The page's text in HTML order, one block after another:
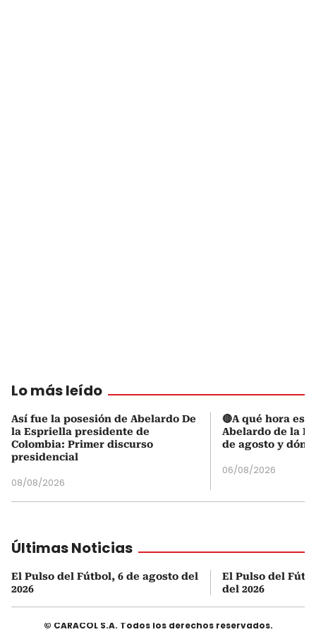
Lo más leído
Así fue la posesión de Abelardo De
la Espriella presidente de
Colombia: Primer discurso
presidencial
08/08/2026
🔴A qué hora es
Abelardo de la
de agosto y
06/08/2026
Últimas Noticias
El Pulso del Fútbol, 6 de agosto del
2026
El Pulso del
del 2026
© CARACOL S.A. Todos los derechos reservados.